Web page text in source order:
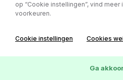
op “Cookie instellingen”, vind
voorkeuren.
Cookie instellingen Cookies
Ga